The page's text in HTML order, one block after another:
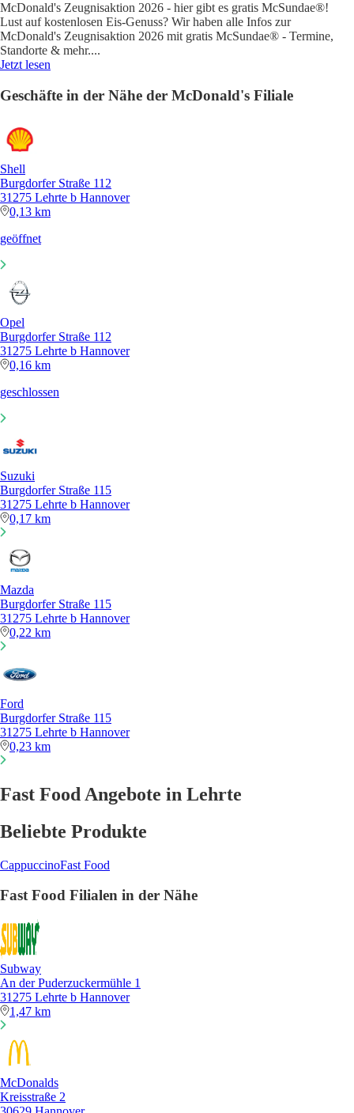
McDonald's Zeugnisaktion 2026 - hier gibt es gratis McSundae®!
Lust auf kostenlosen Eis-Genuss? Wir haben alle Infos zur
McDonald's Zeugnisaktion 2026 mit gratis McSundae® - Termine,
Standorte & mehr....
Jetzt lesen
Geschäfte in der Nähe der McDonald's Filiale
Shell
Burgdorfer Straße 112
31275 Lehrte b Hannover
0,13 km
geöffnet
Opel
Burgdorfer Straße 112
31275 Lehrte b Hannover
0,16 km
geschlossen
Suzuki
Burgdorfer Straße 115
31275 Lehrte b Hannover
0,17 km
Mazda
Burgdorfer Straße 115
31275 Lehrte b Hannover
0,22 km
Ford
Burgdorfer Straße 115
31275 Lehrte b Hannover
0,23 km
Fast Food Angebote in Lehrte
Beliebte Produkte
CappuccinoFast Food
Fast Food Filialen in der Nähe
Subway
An der Puderzuckermühle 1
31275 Lehrte b Hannover
1,47 km
McDonalds
Kreisstraße 2